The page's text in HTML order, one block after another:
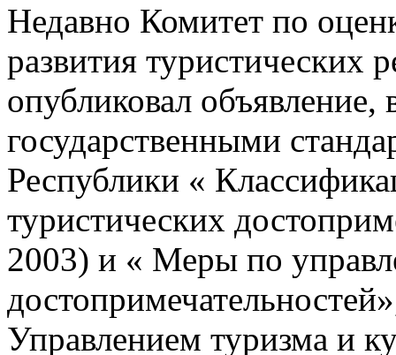
Недавно Комитет по
развития туристических
опубликовал объявление,
государственными
Республики «
туристических
2003) и « Меры по
Управлением туризма и